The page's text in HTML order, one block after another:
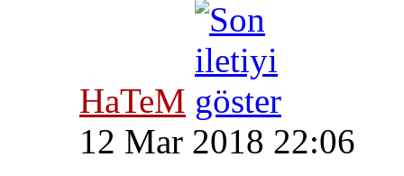
HaTeM
12 Mar 2018 22:06